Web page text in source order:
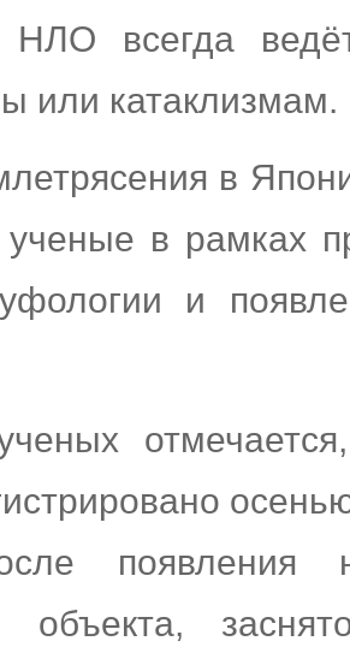
НЛО всегда
или катаклизмам.
в
ученые в рамках
и
появления
объекта,